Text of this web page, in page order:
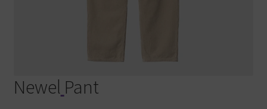
Newel Pant